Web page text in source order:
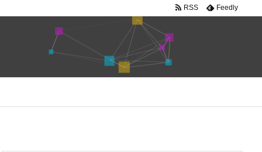
RSS Feedly